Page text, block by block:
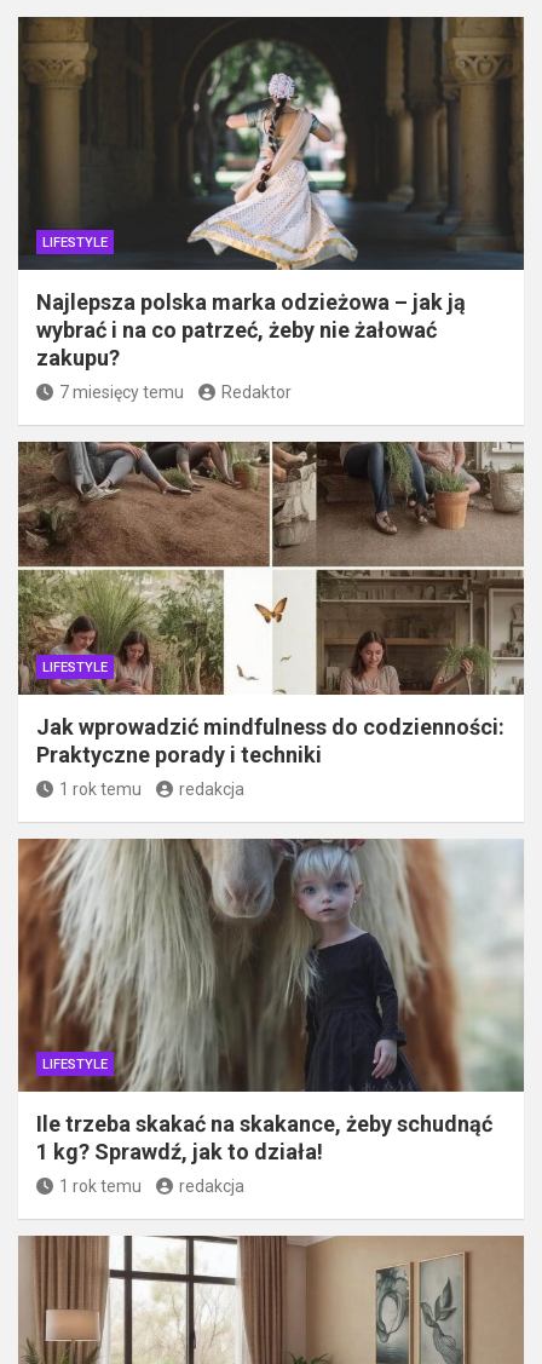
LIFESTYLE
Najlepsza polska marka odzieżowa – jak ją
wybrać i na co patrzeć, żeby nie żałować
zakupu?
7 miesięcy temu Redaktor
LIFESTYLE
Jak wprowadzić mindfulness do codzienności:
Praktyczne porady i techniki
1 rok temu redakcja
LIFESTYLE
Ile trzeba skakać na skakance, żeby schudnąć
1 kg? Sprawdź, jak to działa!
1 rok temu redakcja